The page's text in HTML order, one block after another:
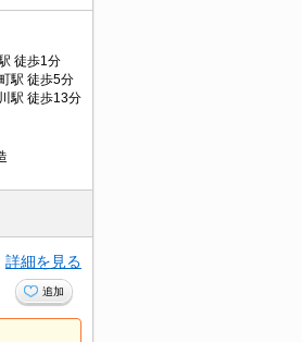
徒歩1分
駅 徒歩5分
駅 徒歩13分
詳細を見る
追加